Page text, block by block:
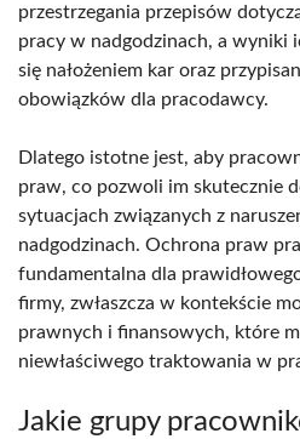
przestrzegania przepisów
pracy w nadgodzinach, a wyniki
się nałożeniem kar oraz
obowiązków dla pracodawcy.
Dlatego istotne jest, aby
praw, co pozwoli im skutecznie
sytuacjach związanych z
nadgodzinach. Ochrona praw
fundamentalna dla
firmy, zwłaszcza w kontekście
prawnych i finansowych, które
niewłaściwego traktowania w
Jakie grupy